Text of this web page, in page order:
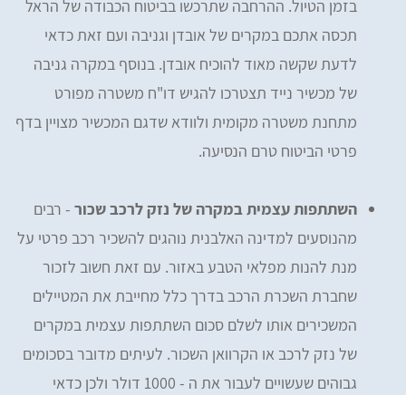
בזמן הטיול. ההרחבה שתרכשו בביטוח הכבודה של הראל
תכסה אתכם במקרים של אובדן וגניבה ועם זאת כדאי
לדעת שקשה מאוד להוכיח אובדן. בנוסף במקרה גניבה
של מכשיר נייד תצטרכו להגיש דו"ח משטרה מפורט
מתחנת משטרה מקומית ולוודא שדגם המכשיר מצויין בדף
פרטי הביטוח טרם הנסיעה.
השתתפות עצמית במקרה של נזק לרכב שכור - רבים
מהנוסעים למדינה האלבנית נוהגים להשכיר רכב פרטי על
מנת להנות מפלאי הטבע באזור. עם זאת חשוב לזכור
שחברת השכרת הרכב בדרך כלל מחייבת את המטיילים
המשכירים אותו לשלם סכום השתתפות עצמית במקרים
של נזק לרכב או הקרוואן השכור. לעיתים מדובר בסכומים
גבוהים שעשויים לעבור את ה - 1000 דולר ולכן כדאי